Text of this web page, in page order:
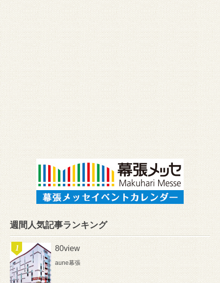
週間人気記事ランキング
80view
aune幕張